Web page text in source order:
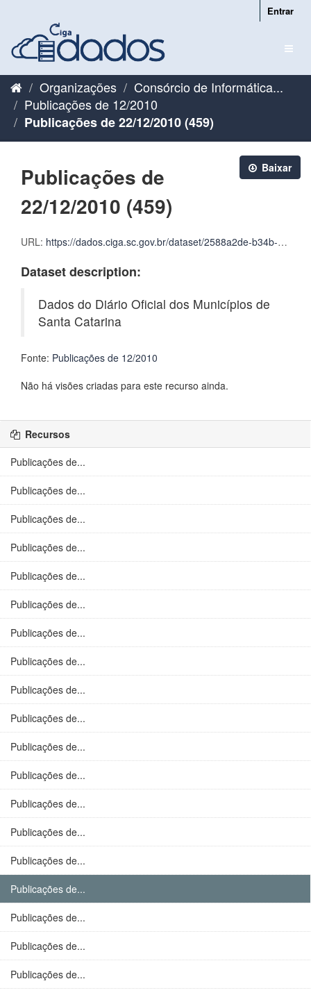
conteúdo
Entrar
Organizações
Consórcio de Informática...
Publicações de 12/2010
Publicações de 22/12/2010 (459)
Baixar
Publicações de
22/12/2010 (459)
URL: https://dados.ciga.sc.gov.br/dataset/2588a2de-b34b-4a0e-a91f-f060569d6059/resource/181eac87-4190-4d11-a8a4-8f9d482daeda/download/cigadados_publicacoes_2010_12_22.zip
Dataset description:
Dados do Diário Oficial dos Municípios de
Santa Catarina
Fonte: Publicações de 12/2010
Não há visões criadas para este recurso ainda.
Recursos
Publicações de...
Publicações de...
Publicações de...
Publicações de...
Publicações de...
Publicações de...
Publicações de...
Publicações de...
Publicações de...
Publicações de...
Publicações de...
Publicações de...
Publicações de...
Publicações de...
Publicações de...
Publicações de...
Publicações de...
Publicações de...
Publicações de...